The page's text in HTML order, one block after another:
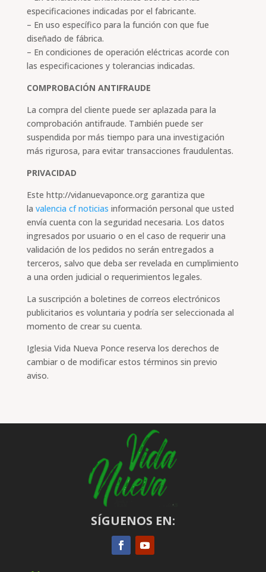
especificaciones indicadas por el fabricante.
– En uso específico para la función con que fue
diseñado de fábrica.
– En condiciones de operación eléctricas acorde con
las especificaciones y tolerancias indicadas.
COMPROBACIÓN ANTIFRAUDE
La compra del cliente puede ser aplazada para la
comprobación antifraude. También puede ser
suspendida por más tiempo para una investigación
más rigurosa, para evitar transacciones fraudulentas.
PRIVACIDAD
Este http://vidanuevaponce.org garantiza que
la valencia cf noticias información personal que usted
envía cuenta con la seguridad necesaria. Los datos
ingresados por usuario o en el caso de requerir una
validación de los pedidos no serán entregados a
terceros, salvo que deba ser revelada en cumplimiento
a una orden judicial o requerimientos legales.
La suscripción a boletines de correos electrónicos
publicitarios es voluntaria y podría ser seleccionada al
momento de crear su cuenta.
Iglesia Vida Nueva Ponce reserva los derechos de
cambiar o de modificar estos términos sin previo
aviso.
SÍGUENOS EN: